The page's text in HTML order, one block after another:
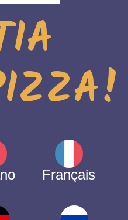
Français